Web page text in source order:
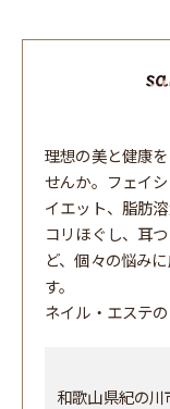
理想の美と健康
せんか。フェイ
イエット、脂肪
コリほぐし、耳
ど、個々の悩み
す。
ネイル・エステ
和歌山県紀の